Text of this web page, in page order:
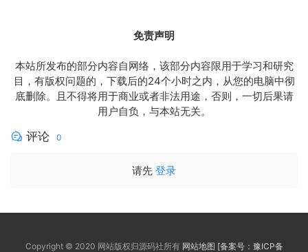
免责声明
本站所发布的部分内容自网络，该部分内容限用于学习和研究
目，有版权问题的，下载后的24个小时之内，从您的电脑中彻
底删除。且不得将用于商业或者非法用途，否则，一切后果请
用户自负，与本站无关。
评论 0
请先 登录
Copyright © 2020 网站版权归源码社所有 网站地图 [备案号：豫ICP备